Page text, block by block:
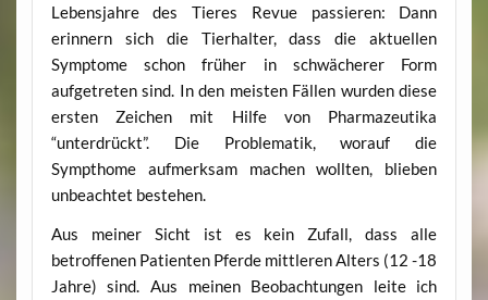
Lebensjahre des Tieres Revue passieren: Dann
erinnern sich die Tierhalter, dass die aktuellen
Symptome schon früher in schwächerer Form
aufgetreten sind. In den meisten Fällen wurden diese
ersten Zeichen mit Hilfe von Pharmazeutika
“unterdrückt”. Die Problematik, worauf die
Sympthome aufmerksam machen wollten, blieben
unbeachtet bestehen.
Aus meiner Sicht ist es kein Zufall, dass alle
betroffenen Patienten Pferde mittleren Alters (12 -18
Jahre) sind. Aus meinen Beobachtungen leite ich